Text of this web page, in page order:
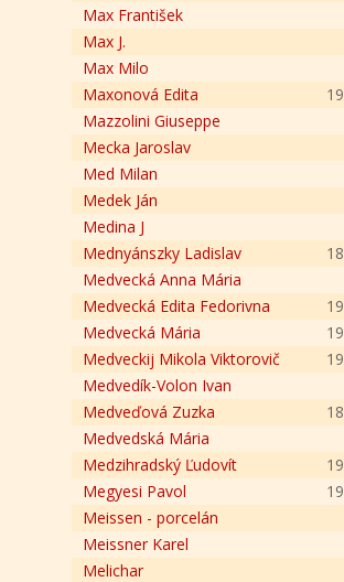
Max František
Max J.
Max Milo
Maxonová Edita
Mazzolini Giuseppe
Mecka Jaroslav
Med Milan
Medek Ján
Medina J
Mednyánszky Ladislav
Medvecká Anna Mária
Medvecká Edita Fedorivna
Medvecká Mária
Medveckij Mikola Viktorovič
Medvedík-Volon Ivan
Medveďová Zuzka
Medvedská Mária
Medzihradský Ľudovít
Megyesi Pavol
Meissen - porcelán
Meissner Karel
Melichar